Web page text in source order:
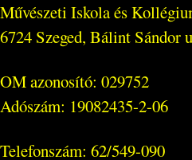
Művészeti Iskola és
6724 Szeged, Bálint Sándor
OM azonosító: 029752
Adószám: 19082435-2-06
Telefonszám: 62/549-090